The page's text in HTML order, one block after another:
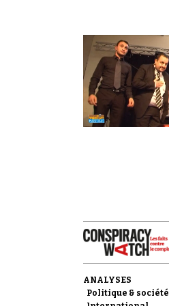
ANALYSES
Politique & société